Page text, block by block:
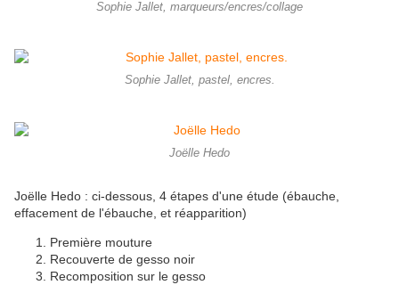
Sophie Jallet, marqueurs/encres/collage
Sophie Jallet, pastel, encres.
Joëlle Hedo
Joëlle Hedo : ci-dessous, 4 étapes d'une étude (ébauche,
effacement de l'ébauche, et réapparition)
Première mouture
Recouverte de gesso noir
Recomposition sur le gesso